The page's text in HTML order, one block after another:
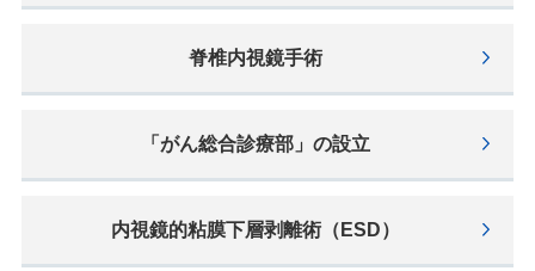
脊椎内視鏡手術
「がん総合診療部」の設立
内視鏡的粘膜下層剥離術（ESD）